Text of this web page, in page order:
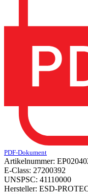
PDF-Dokument
Artikelnummer:
E-Class: 27200392
UNSPSC: 41110000
Hersteller: ESD-